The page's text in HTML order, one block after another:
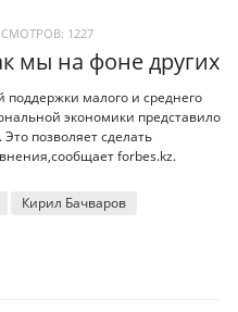
1227
мы на фоне других
поддержки малого и среднего
экономики представило
позволяет сделать
forbes.kz.
Кирил Бачваров